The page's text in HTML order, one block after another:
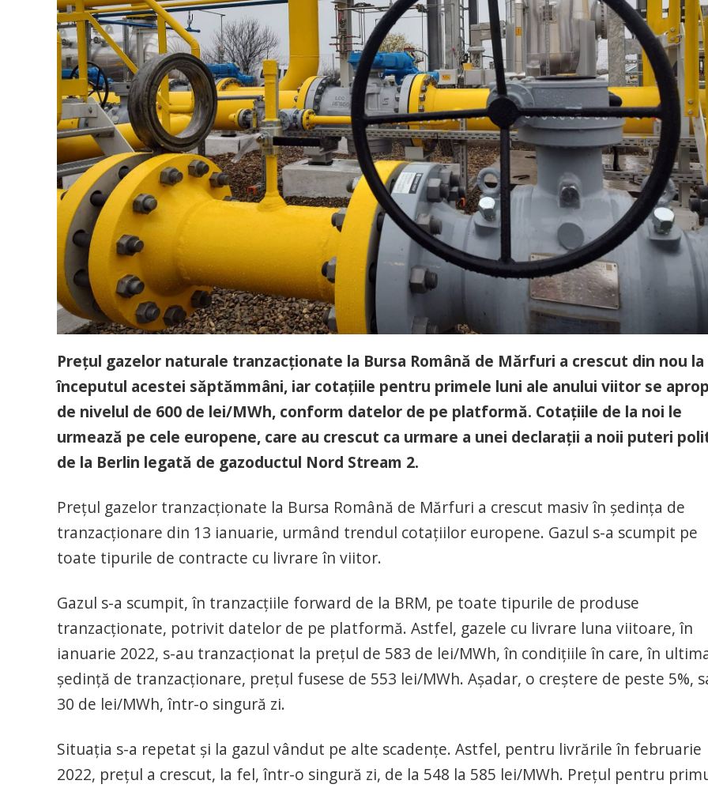
Prețul gazelor naturale tranzacționate la Bursa Română de Mărfuri a crescut din nou la
începutul acestei săptămmâni, iar cotațiile pentru primele luni ale anului viitor se
de nivelul de 600 de lei/MWh, conform datelor de pe platformă. Cotațiile de la noi le
urmează pe cele europene, care au crescut ca urmare a unei declarații a noii puteri
de la Berlin legată de gazoductul Nord Stream 2.
Prețul gazelor tranzacționate la Bursa Română de Mărfuri a crescut masiv în ședința de
tranzacționare din 13 ianuarie, urmând trendul cotațiilor europene. Gazul s-a scumpit pe
toate tipurile de contracte cu livrare în viitor.
Gazul s-a scumpit, în tranzacțiile forward de la BRM, pe toate tipurile de produse
tranzacționate, potrivit datelor de pe platformă. Astfel, gazele cu livrare luna viitoare, în
ianuarie 2022, s-au tranzacționat la prețul de 583 de lei/MWh, în condițiile în care, în
ședință de tranzacționare, prețul fusese de 553 lei/MWh. Așadar, o creștere de peste 5%,
30 de lei/MWh, într-o singură zi.
Situația s-a repetat și la gazul vândut pe alte scadențe. Astfel, pentru livrările în februarie
2022, prețul a crescut, la fel, într-o singură zi, de la 548 la 585 lei/MWh. Prețul pentru